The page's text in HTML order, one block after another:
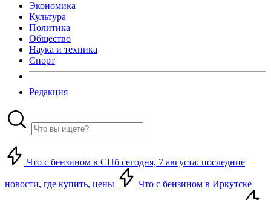
Экономика
Культура
Политика
Общество
Наука и техника
Спорт
Редакция
Что с бензином в СПб сегодня, 7 августа: последние
новости, где купить, цены Что с бензином в Иркутске